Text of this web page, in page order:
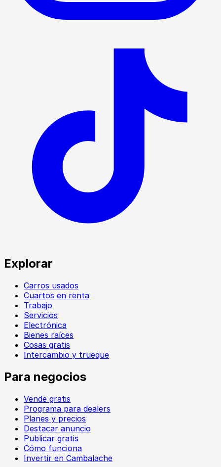
Explorar
Carros usados
Cuartos en renta
Trabajo
Servicios
Electrónica
Bienes raíces
Cosas gratis
Intercambio y trueque
Para negocios
Vende gratis
Programa para dealers
Planes y precios
Destacar anuncio
Publicar gratis
Cómo funciona
Invertir en Cambalache